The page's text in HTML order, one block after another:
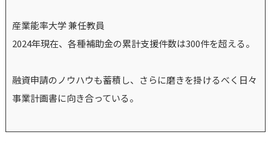
産業能率大学 兼任教員
2024年現在、各種補助金の累計支援件数は300件を超える。
融資申請のノウハウも蓄積し、さらに磨きを掛けるべく日々
事業計画書に向き合っている。